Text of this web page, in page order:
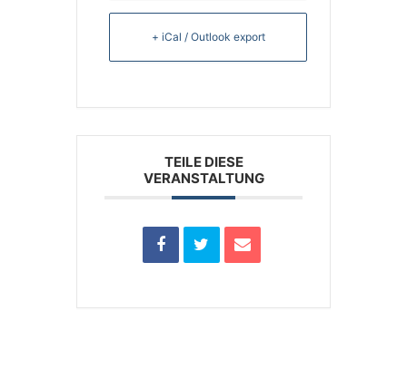
+ iCal / Outlook export
TEILE DIESE
VERANSTALTUNG